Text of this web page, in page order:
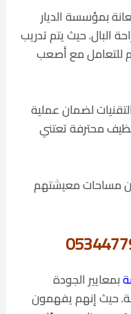
بمؤسسة الديار
البال. حيث يتم تدريب
للتعامل مع أصعب
لضمان عملية
محترفة تعتني
مساحات معيشتهم
بمعايير الجودة
حيث إنهم يفهمون